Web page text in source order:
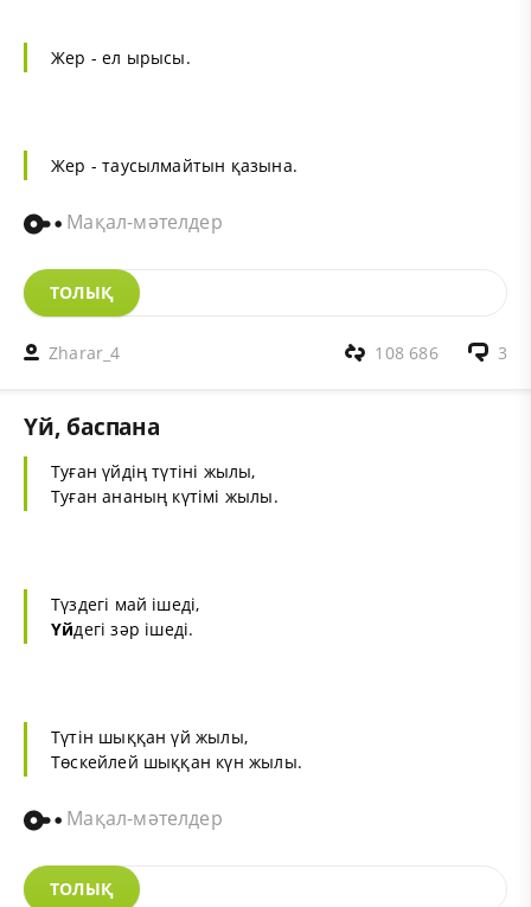
Жер - ел ырысы.
Жер - таусылмайтын қазына.
Мақал-мәтелдер
ТОЛЫҚ
Zharar_4 3
108 686
Үй, баспана
Туған үйдің түтіні жылы,
Туған ананың күтімі жылы.
Түздегі май ішеді,
Үйдегі зәр ішеді.
Түтін шыққан үй жылы,
Төскейлей шыққан күн жылы.
Мақал-мәтелдер
ТОЛЫҚ